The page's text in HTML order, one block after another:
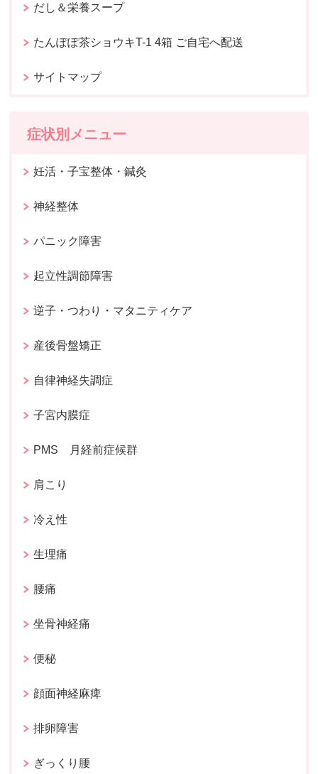
だし＆栄養スープ
たんぽぽ茶ショウキT-1 4箱 ご自宅へ配送
サイトマップ
症状別メニュー
妊活・子宝整体・鍼灸
神経整体
パニック障害
起立性調節障害
逆子・つわり・マタニティケア
産後骨盤矯正
自律神経失調症
子宮内膜症
PMS 月経前症候群
肩こり
冷え性
生理痛
腰痛
坐骨神経痛
便秘
顔面神経麻痺
排卵障害
ぎっくり腰